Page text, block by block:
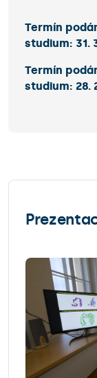
Termín
studium: 31.
Termín
studium: 28.